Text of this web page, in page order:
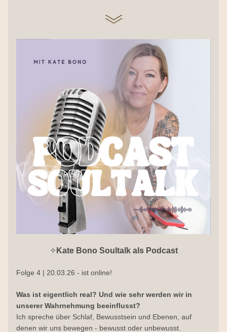
✧ Kate Bono Soultalk als Podcast
Folge 4 | 20.03.26 - ist online!
Was ist eigentlich real? Und wie sehr werden wir in
unserer Wahrnehmung beeinflusst?
Ich spreche über Schlaf, Bewusstsein und Ebenen, auf
denen wir uns bewegen - bewusst oder unbewusst.